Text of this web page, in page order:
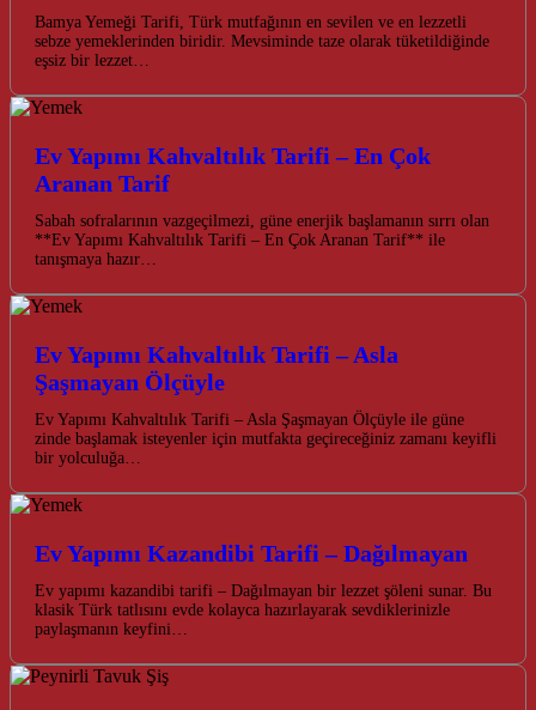
Bamya Yemeği Tarifi, Türk mutfağının en sevilen ve en lezzetli
sebze yemeklerinden biridir. Mevsiminde taze olarak tüketildiğinde
eşsiz bir lezzet…
Ev Yapımı Kahvaltılık Tarifi – En Çok
Aranan Tarif
Sabah sofralarının vazgeçilmezi, güne enerjik başlamanın sırrı olan
**Ev Yapımı Kahvaltılık Tarifi – En Çok Aranan Tarif** ile
tanışmaya hazır…
Ev Yapımı Kahvaltılık Tarifi – Asla
Şaşmayan Ölçüyle
Ev Yapımı Kahvaltılık Tarifi – Asla Şaşmayan Ölçüyle ile güne
zinde başlamak isteyenler için mutfakta geçireceğiniz zamanı keyifli
bir yolculuğa…
Ev Yapımı Kazandibi Tarifi – Dağılmayan
Ev yapımı kazandibi tarifi – Dağılmayan bir lezzet şöleni sunar. Bu
klasik Türk tatlısını evde kolayca hazırlayarak sevdiklerinizle
paylaşmanın keyfini…